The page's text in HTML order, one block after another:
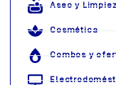
Aseo y
Cosmética
Combos y